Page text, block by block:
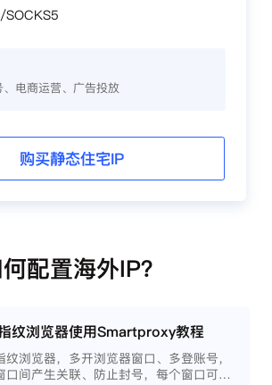
SOCKS5
电商运营、广告投放
购买静态住宅IP
配置海外IP？
纹浏览器使用Smartproxy教程
纹浏览器，多开浏览器窗口、多登账号，
口间产生关联、防止封号，每个窗口可以